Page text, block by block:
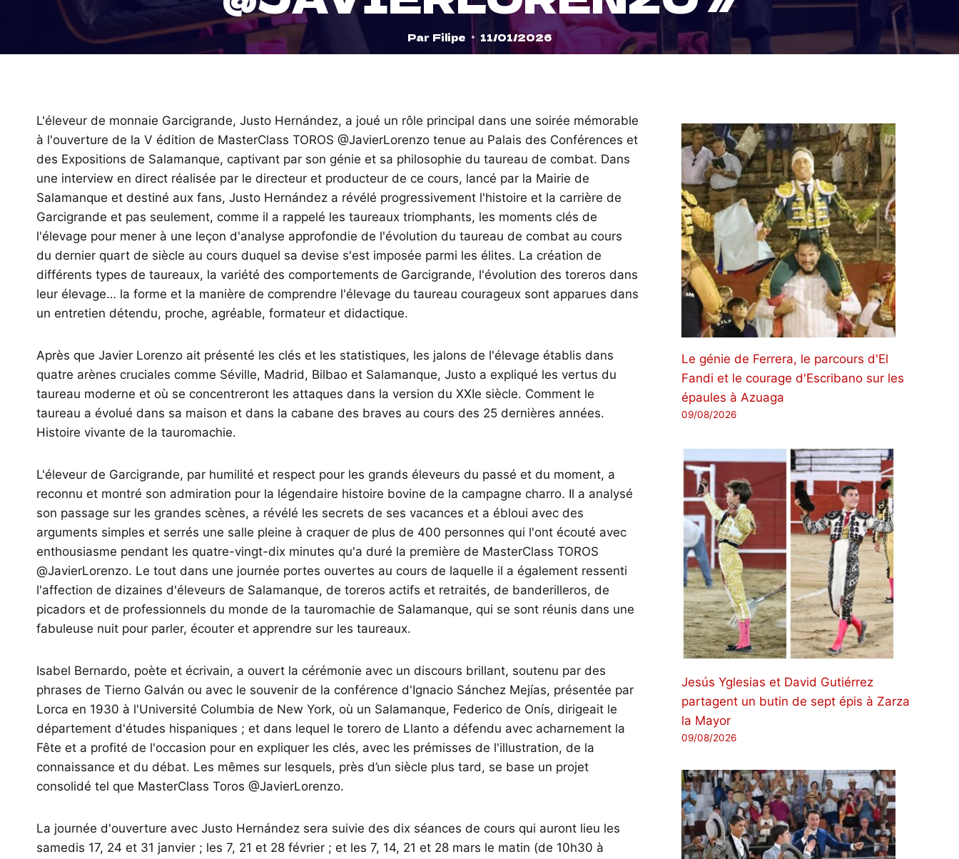
Par Filipe 11/01/2026
L'éleveur de monnaie Garcigrande, Justo Hernández, a joué un rôle principal dans une soirée mémorable
à l'ouverture de la V édition de MasterClass TOROS @JavierLorenzo tenue au Palais des Conférences et
des Expositions de Salamanque, captivant par son génie et sa philosophie du taureau de combat. Dans
une interview en direct réalisée par le directeur et producteur de ce cours, lancé par la Mairie de
Salamanque et destiné aux fans, Justo Hernández a révélé progressivement l'histoire et la carrière de
Garcigrande et pas seulement, comme il a rappelé les taureaux triomphants, les moments clés de
l'élevage pour mener à une leçon d'analyse approfondie de l'évolution du taureau de combat au cours
du dernier quart de siècle au cours duquel sa devise s'est imposée parmi les élites. La création de
différents types de taureaux, la variété des comportements de Garcigrande, l'évolution des toreros dans
leur élevage… la forme et la manière de comprendre l'élevage du taureau courageux sont apparues dans
un entretien détendu, proche, agréable, formateur et didactique.
Après que Javier Lorenzo ait présenté les clés et les statistiques, les jalons de l'élevage établis dans
quatre arènes cruciales comme Séville, Madrid, Bilbao et Salamanque, Justo a expliqué les vertus du
taureau moderne et où se concentreront les attaques dans la version du XXIe siècle. Comment le
taureau a évolué dans sa maison et dans la cabane des braves au cours des 25 dernières années.
Histoire vivante de la tauromachie.
L'éleveur de Garcigrande, par humilité et respect pour les grands éleveurs du passé et du moment, a
reconnu et montré son admiration pour la légendaire histoire bovine de la campagne charro. Il a analysé
son passage sur les grandes scènes, a révélé les secrets de ses vacances et a ébloui avec des
arguments simples et serrés une salle pleine à craquer de plus de 400 personnes qui l'ont écouté avec
enthousiasme pendant les quatre-vingt-dix minutes qu'a duré la première de MasterClass TOROS
@JavierLorenzo. Le tout dans une journée portes ouvertes au cours de laquelle il a également ressenti
l'affection de dizaines d'éleveurs de Salamanque, de toreros actifs et retraités, de banderilleros, de
picadors et de professionnels du monde de la tauromachie de Salamanque, qui se sont réunis dans une
fabuleuse nuit pour parler, écouter et apprendre sur les taureaux.
Isabel Bernardo, poète et écrivain, a ouvert la cérémonie avec un discours brillant, soutenu par des
phrases de Tierno Galván ou avec le souvenir de la conférence d'Ignacio Sánchez Mejías, présentée par
Lorca en 1930 à l'Université Columbia de New York, où un Salamanque, Federico de Onís, dirigeait le
département d'études hispaniques ; et dans lequel le torero de Llanto a défendu avec acharnement la
Fête et a profité de l'occasion pour en expliquer les clés, avec les prémisses de l'illustration, de la
connaissance et du débat. Les mêmes sur lesquels, près d’un siècle plus tard, se base un projet
consolidé tel que MasterClass Toros @JavierLorenzo.
La journée d'ouverture avec Justo Hernández sera suivie des dix séances de cours qui auront lieu les
samedis 17, 24 et 31 janvier ; les 7, 21 et 28 février ; et les 7, 14, 21 et 28 mars le matin (de 10h30 à
Le génie de Ferrera, le parcours d'El
Fandi et le courage d'Escribano sur les
épaules à Azuaga
09/08/2026
Jesús Yglesias et David Gutiérrez
partagent un butin de sept épis à Zarza
la Mayor
09/08/2026